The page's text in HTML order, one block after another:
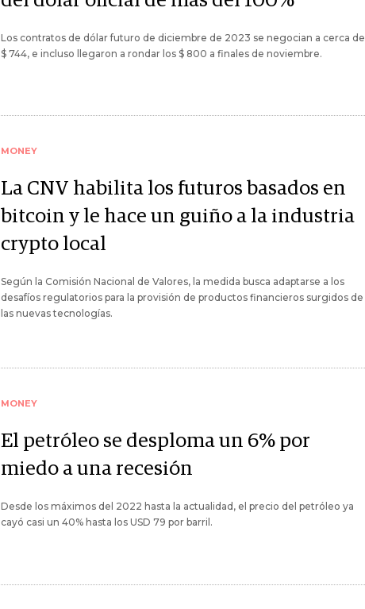
Los contratos de dólar futuro de diciembre de 2023 se negocian a cerca de
$ 744, e incluso llegaron a rondar los $ 800 a finales de noviembre.
MONEY
La CNV habilita los futuros basados en
bitcoin y le hace un guiño a la industria
crypto local
Según la Comisión Nacional de Valores, la medida busca adaptarse a los
desafíos regulatorios para la provisión de productos financieros surgidos de
las nuevas tecnologías.
MONEY
El petróleo se desploma un 6% por
miedo a una recesión
Desde los máximos del 2022 hasta la actualidad, el precio del petróleo ya
cayó casi un 40% hasta los USD 79 por barril.